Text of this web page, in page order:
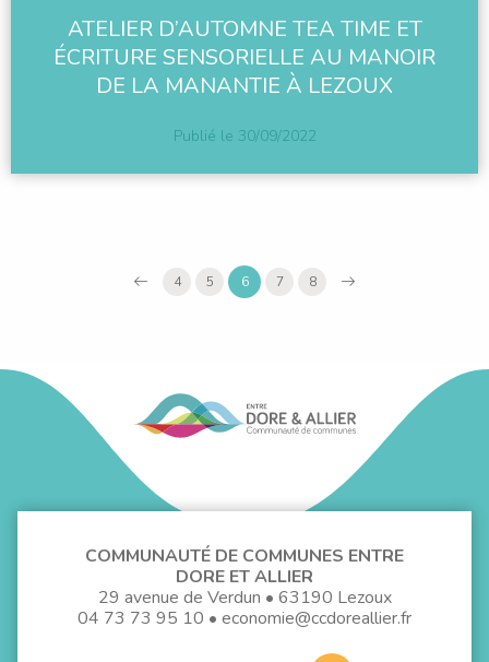
ATELIER D’AUTOMNE TEA TIME ET
ÉCRITURE SENSORIELLE AU MANOIR
DE LA MANANTIE À LEZOUX
Publié le 30/09/2022
4 5 6 7 8
COMMUNAUTÉ DE COMMUNES ENTRE
DORE ET ALLIER
29 avenue de Verdun • 63190 Lezoux
04 73 73 95 10 • economie@ccdoreallier.fr